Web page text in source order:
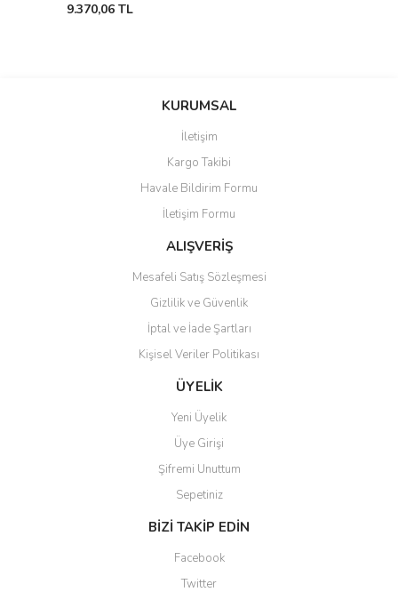
9.370,06 TL
KURUMSAL
İletişim
Kargo Takibi
Havale Bildirim Formu
İletişim Formu
ALIŞVERİŞ
Mesafeli Satış Sözleşmesi
Gizlilik ve Güvenlik
İptal ve İade Şartları
Kişisel Veriler Politikası
ÜYELİK
Yeni Üyelik
Üye Girişi
Şifremi Unuttum
Sepetiniz
BİZİ TAKİP EDİN
Facebook
Twitter